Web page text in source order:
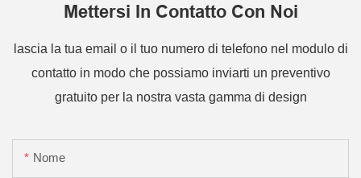
Mettersi In Contatto Con Noi
lascia la tua email o il tuo numero di telefono nel modulo di
contatto in modo che possiamo inviarti un preventivo
gratuito per la nostra vasta gamma di design
Nome